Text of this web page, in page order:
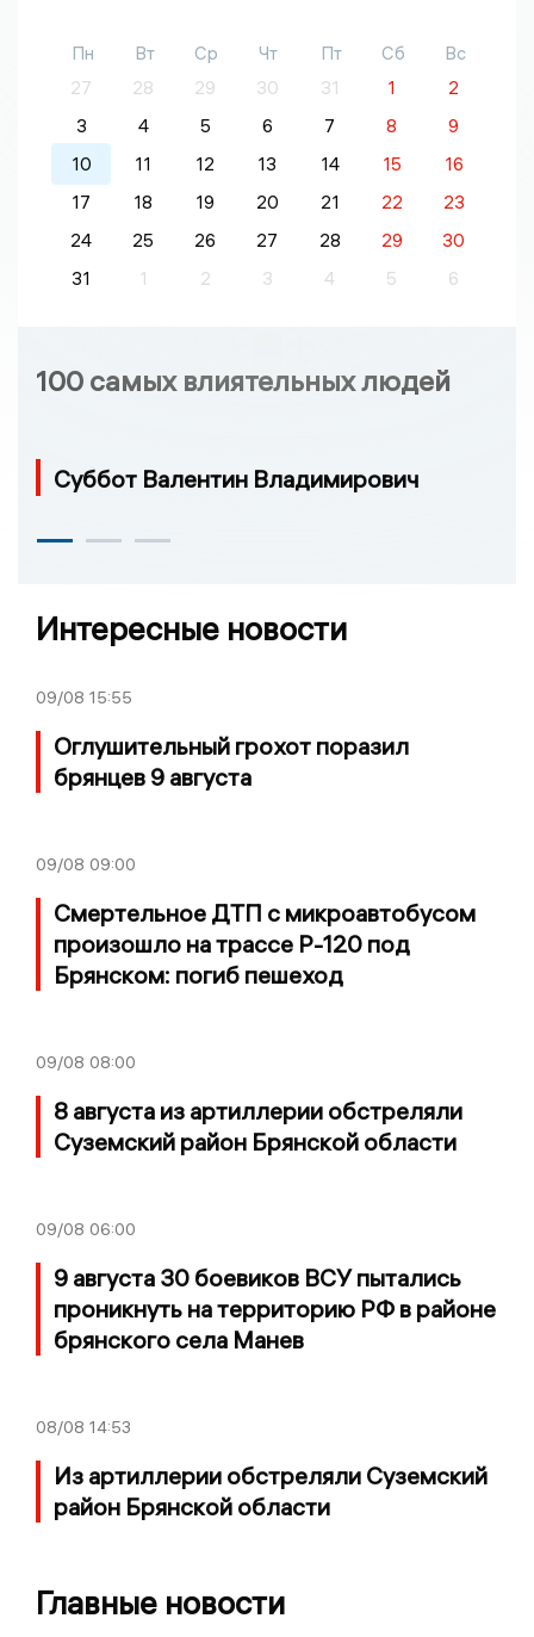
Пн Вт Ср Чт Пт Сб
Вс
27
28 29 30 31 1
2
3
4 5 6 7 8
9
10
11 12 13 14 15
16
17
18 19 20 21 22
23
24
25 26 27 28 29
30
31
1 2 3 4 5 6
100 самых влиятельных людей
Суббот Валентин Владимирович
Интересные новости
09/08 15:55
Оглушительный грохот поразил
брянцев 9 августа
09/08 09:00
Смертельное ДТП с микроавтобусом
произошло на трассе Р-120 под
Брянском: погиб пешеход
09/08 08:00
8 августа из артиллерии обстреляли
Суземский район Брянской области
09/08 06:00
9 августа 30 боевиков ВСУ пытались
проникнуть на территорию РФ в районе
брянского села Манев
08/08 14:53
Из артиллерии обстреляли Суземский
район Брянской области
Главные новости